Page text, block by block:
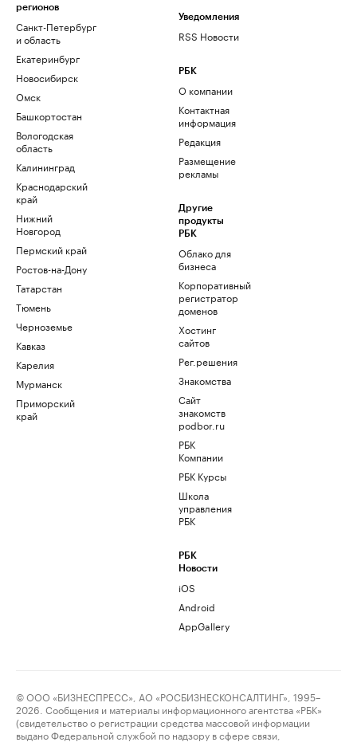
регионов
Санкт-Петербург
и область
Екатеринбург
Новосибирск
Омск
Башкортостан
Вологодская
область
Калининград
Краснодарский
край
Нижний
Новгород
Пермский край
Ростов-на-Дону
Татарстан
Тюмень
Черноземье
Кавказ
Карелия
Мурманск
Приморский
край
Уведомления
RSS Новости
РБК
О компании
Контактная
информация
Редакция
Размещение
рекламы
Другие
продукты
РБК
Облако для
бизнеса
Корпоративный
регистратор
доменов
Хостинг
сайтов
Рег.решения
Знакомства
Сайт
знакомств
podbor.ru
РБК
Компании
РБК Курсы
Школа
управления
РБК
РБК
Новости
iOS
Android
AppGallery
© ООО «БИЗНЕСПРЕСС», АО «РОСБИЗНЕСКОНСАЛТИНГ», 1995–
2026. Сообщения и материалы информационного агентства «РБК»
(свидетельство о регистрации средства массовой информации
выдано Федеральной службой по надзору в сфере связи,